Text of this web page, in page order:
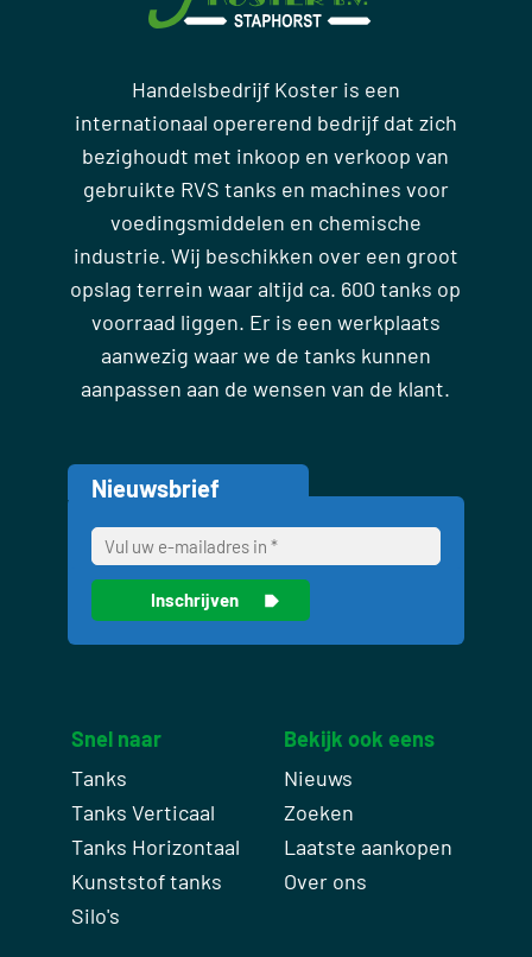
Handelsbedrijf Koster is een
internationaal opererend bedrijf dat zich
bezighoudt met inkoop en verkoop van
gebruikte RVS tanks en machines voor
voedingsmiddelen en chemische
industrie. Wij beschikken over een groot
opslag terrein waar altijd ca. 600 tanks op
voorraad liggen. Er is een werkplaats
aanwezig waar we de tanks kunnen
aanpassen aan de wensen van de klant.
Nieuwsbrief
Snel naar
Tanks
Tanks Verticaal
Tanks Horizontaal
Kunststof tanks
Silo's
Bekijk ook eens
Nieuws
Zoeken
Laatste aankopen
Over ons